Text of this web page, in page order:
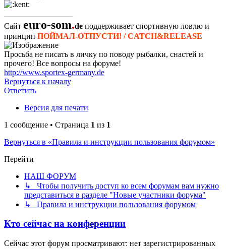
Сайт euro-som.de поддерживает спортивную ловлю и
принцип ПОЙМАЛ-ОТПУСТИ! / CATCH&RELEASE
Просьба не писать в личку по поводу рыбалки, снастей и
прочего! Все вопросы на форуме!
http://www.sportex-germany.de
Вернуться к началу
Ответить
Версия для печати
1 сообщение • Страница 1 из 1
Вернуться в «Правила и инструкции пользования форумом»
Перейти
НАШ ФОРУМ
↳ Чтобы получить доступ ко всем форумам вам нужно
представиться в разделе "Новые участники форума"
↳ Правила и инструкции пользования форумом
Кто сейчас на конференции
Сейчас этот форум просматривают: нет зарегистрированных